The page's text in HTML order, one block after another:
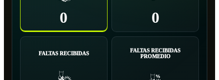
0 0
FALTAS RECIBIDAS
FALTAS RECIBIDAS
PROMEDIO